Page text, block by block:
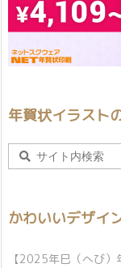
年賀状イラスト
かわいいデザイ
【2025年巳（へび）